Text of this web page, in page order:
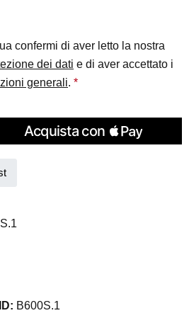
confermi di aver letto la nostra
dei dati e di aver accettato i
generali. *
B600S.1